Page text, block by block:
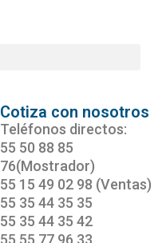
Cotiza con nosotros
Teléfonos directos:
55 50 88 85
76(Mostrador)
55 15 49 02 98 (Ventas)
55 35 44 35 35
55 35 44 35 42